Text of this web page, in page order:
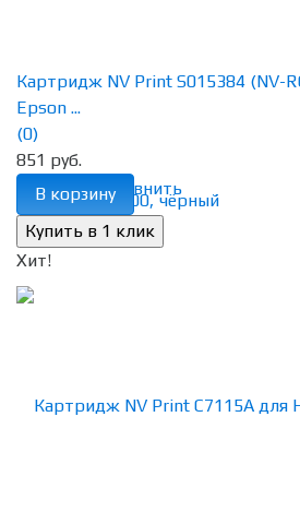
избранное сравнить
Картридж NV Print S015384 (NV-
Epson ...
(0)
851 руб.
В корзину
Хит!